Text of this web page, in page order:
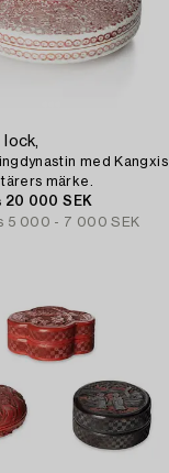
lock,
med Kangxis
märke.
20 000 SEK
5 000 - 7 000 SEK